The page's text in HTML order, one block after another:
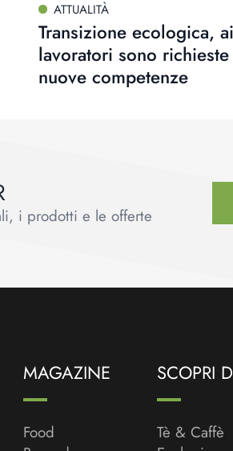
ATTUALITÀ
Transizione ecologica, ai
lavoratori sono richieste
nuove competenze
i prodotti e le offerte
MAGAZINE
Food
SCOPRI
Tè & Caffè